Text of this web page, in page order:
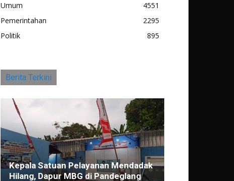
Umum
4551
Pemerintahan
2295
Politik
895
Berita Terkini
Kepala Satuan Pelayanan Mendadak
Hilang, Dapur MBG di Pandeglang